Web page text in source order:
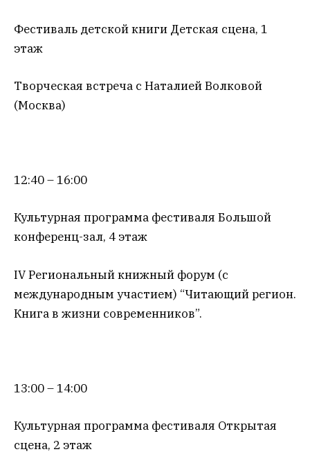
Фестиваль детской книги Детская сцена, 1
этаж
Творческая встреча с Наталией Волковой
(Москва)
12:40 – 16:00
Культурная программа фестиваля Большой
конференц-зал, 4 этаж
IV Региональный книжный форум (с
международным участием) “Читающий регион.
Книга в жизни современников”.
13:00 – 14:00
Культурная программа фестиваля Открытая
сцена, 2 этаж